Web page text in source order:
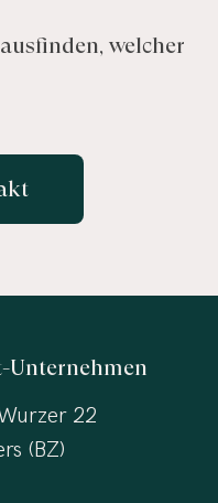
welcher
Unternehmen
22
(BZ)